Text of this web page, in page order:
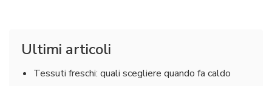
Ultimi articoli
Tessuti freschi: quali scegliere quando fa caldo